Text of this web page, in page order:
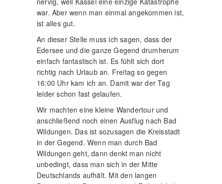
war. Aber wenn man einmal angekommen ist,
ist alles gut.
An dieser Stelle muss ich sagen, dass der
Edersee und die ganze Gegend drumherum
einfach fantastisch ist. Es fühlt sich dort
richtig nach Urlaub an. Freitag so gegen
16:00 Uhr kam ich an. Damit war der Tag
leider schon fast gelaufen.
Wir machten eine kleine Wandertour und
anschließend noch einen Ausflug nach Bad
Wildungen. Das ist sozusagen die Kreisstadt
in der Gegend. Wenn man durch Bad
Wildungen geht, dann denkt man nicht
unbedingt, dass man sich in der Mitte
Deutschlands aufhält. Mit den langen